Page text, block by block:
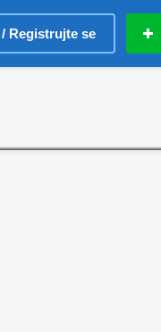
Registrujte se